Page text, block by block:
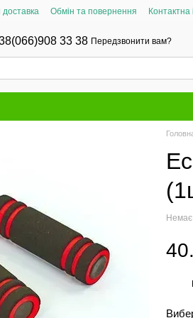
доставка Обмін та повернення Контактна
33 38 Передзвонити вам?
Немає